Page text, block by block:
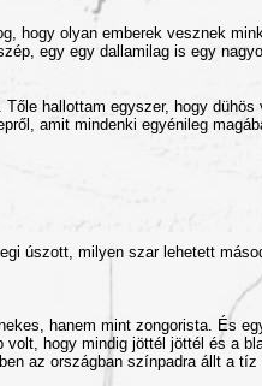
hogy olyan emberek vesznek
egy egy dallamilag is egy
hallottam egyszer, hogy
amit mindenki egyénileg
úszott, milyen szar lehetett
hanem mint zongorista. És
hogy mindig jöttél jöttél és a
az országban színpadra állt a